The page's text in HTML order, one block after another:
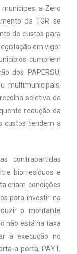
a Zero
da TGR se
de custos para
em vigor
cumprem
dos PAPERSU,
multimunicipais.
seletiva de
redução da
custos tendem a
contrapartidas
biorresíduos e
criam condições
para investir na
o montante
não está na taxa
a execução no
a-porta, PAYT,